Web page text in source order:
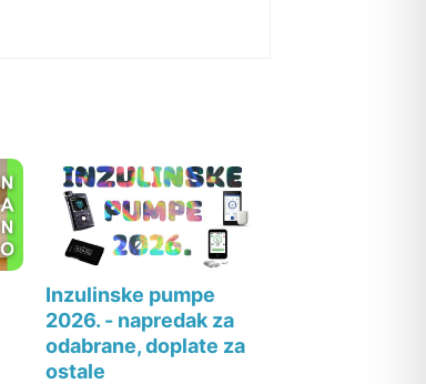
Inzulinske pumpe
2026. - napredak za
odabrane, doplate za
ostale